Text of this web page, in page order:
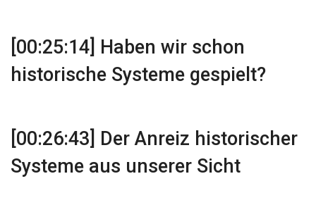
[00:25:14] Haben wir schon
historische Systeme gespielt?
[00:26:43] Der Anreiz historischer
Systeme aus unserer Sicht